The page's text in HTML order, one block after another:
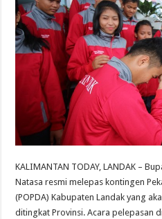
KALIMANTAN TODAY, LANDAK –
Natasa resmi melepas kontingen
(POPDA) Kabupaten Landak yang
ditingkat Provinsi. Acara pelepasan